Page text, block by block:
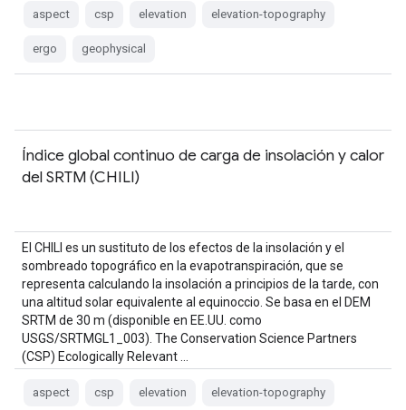
aspect csp elevation elevation-topography
ergo geophysical
Índice global continuo de carga de insolación y calor
del SRTM (CHILI)
El CHILI es un sustituto de los efectos de la insolación y el
sombreado topográfico en la evapotranspiración, que se
representa calculando la insolación a principios de la tarde, con
una altitud solar equivalente al equinoccio. Se basa en el DEM
SRTM de 30 m (disponible en EE.UU. como
USGS/SRTMGL1_003). The Conservation Science Partners
(CSP) Ecologically Relevant …
aspect csp elevation elevation-topography